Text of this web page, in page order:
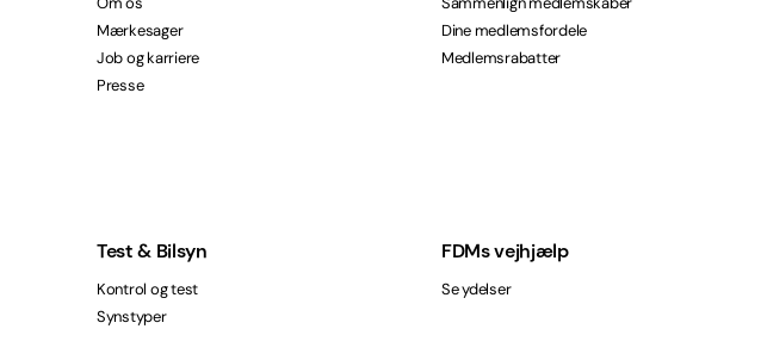
Mærkesager
Job og karriere
Presse
Dine medlemsfordele
Medlemsrabatter
Test & Bilsyn
Kontrol og test
Synstyper
FDMs vejhjælp
Se ydelser